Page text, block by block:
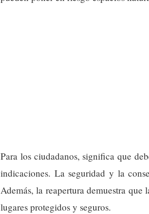
Para los ciudadanos, significa que
indicaciones. La seguridad y la
Además, la reapertura demuestra que
lugares protegidos y seguros.